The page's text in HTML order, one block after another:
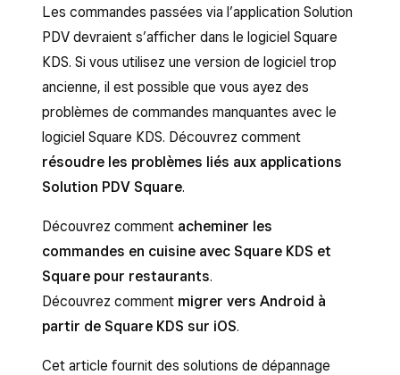
Les commandes passées via l’application Solution
PDV devraient s’afficher dans le logiciel Square
KDS. Si vous utilisez une version de logiciel trop
ancienne, il est possible que vous ayez des
problèmes de commandes manquantes avec le
logiciel Square KDS. Découvrez comment
résoudre les problèmes liés aux applications
Solution PDV Square.
Découvrez comment acheminer les
commandes en cuisine avec Square KDS et
Square pour restaurants.
Découvrez comment migrer vers Android à
partir de Square KDS sur iOS.
Cet article fournit des solutions de dépannage